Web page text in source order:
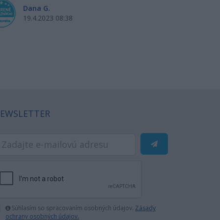
Dana G.
19.4.2023 08:38
Súhlasím so spracovaním osobných údajov. Zásady
ochrany osobných údajov.